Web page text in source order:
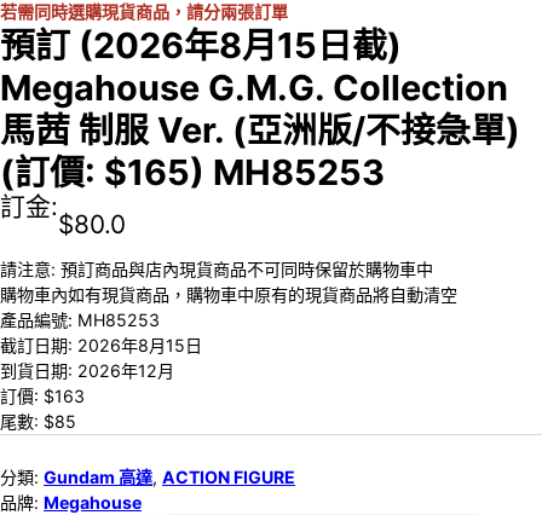
若需同時選購現貨商品，請分兩張訂單
預訂 (2026年8月15日截)
Megahouse G.M.G. Collection
馬茜 制服 Ver. (亞洲版/不接急單)
(訂價: $165) MH85253
訂金:
$80.0
請注意: 預訂商品與店內現貨商品不可同時保留於購物車中
購物車內如有現貨商品，購物車中原有的現貨商品將自動清空
產品編號: MH85253
截訂日期: 2026年8月15日
到貨日期: 2026年12月
訂價: $163
尾數: $85
分類: Gundam 高達, ACTION FIGURE
品牌: Megahouse